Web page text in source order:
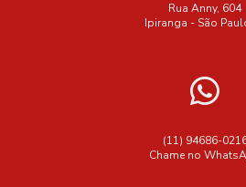
Rua Anny, 604
Ipiranga - São
(11) 94686-
Chame no